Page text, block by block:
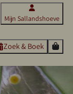
Mijn Sallandshoeve
Zoek & Boek